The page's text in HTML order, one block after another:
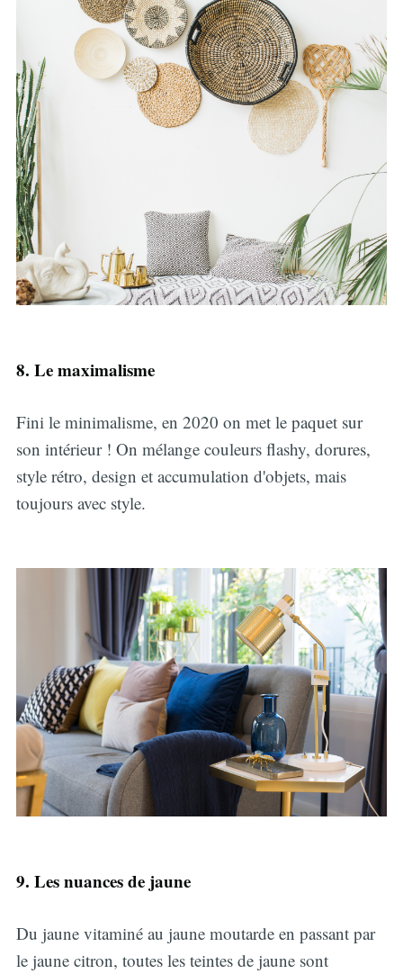
8. Le maximalisme
Fini le minimalisme, en 2020 on met le paquet sur
son intérieur ! On mélange couleurs flashy, dorures,
style rétro, design et accumulation d'objets, mais
toujours avec style.
9. Les nuances de jaune
Du jaune vitaminé au jaune moutarde en passant par
le jaune citron, toutes les teintes de jaune sont